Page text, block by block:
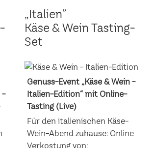
-
„Italien”
Käse & Wein Tasting-
Set
Genuss-Event „Käse & Wein -
Italien-Edition“ mit Online-
Tasting (Live)
Für den italienischen Käse-
Wein-Abend zuhause: Online
Verkostung von: